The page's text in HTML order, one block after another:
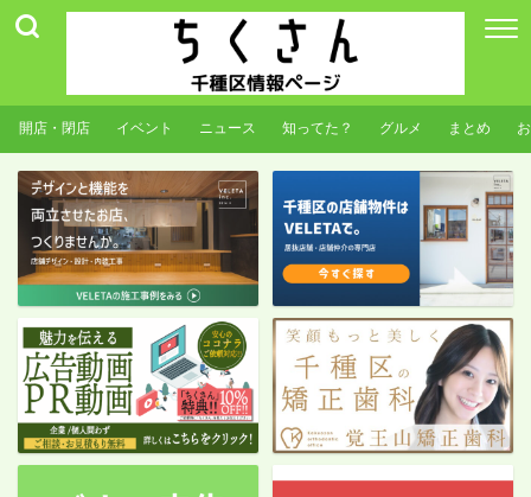
開店・閉店 イベント ニュース 知ってた？ グルメ まとめ